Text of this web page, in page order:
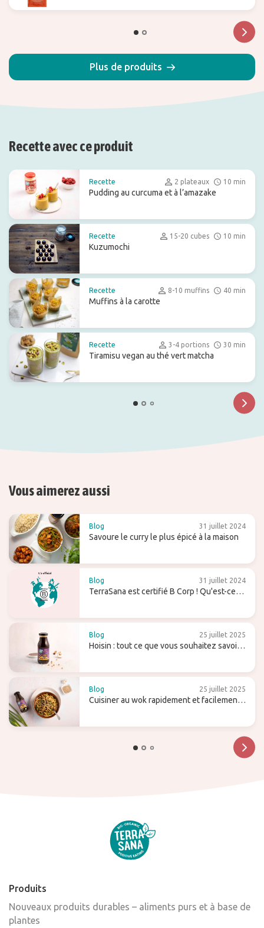
Plus de produits
Recette avec ce produit
Recette 2 plateaux 10 min
Pudding au curcuma et à l’amazake
Recette 15-20 cubes 10 min
Kuzumochi
Recette 8-10 muffins 40 min
Muffins à la carotte
Recette 3-4 portions 30 min
Tiramisu vegan au thé vert matcha
Vous aimerez aussi
Blog 31 juillet 2024
Savoure le curry le plus épicé à la maison
Blog 31 juillet 2024
TerraSana est certifié B Corp ! Qu'est-ce
Blog 25 juillet 2025
Hoisin : tout ce que vous souhaitez savoir
Blog 25 juillet 2025
Cuisiner au wok rapidement et facilement -
Produits
Nouveaux produits durables – aliments purs et à base de
plantes